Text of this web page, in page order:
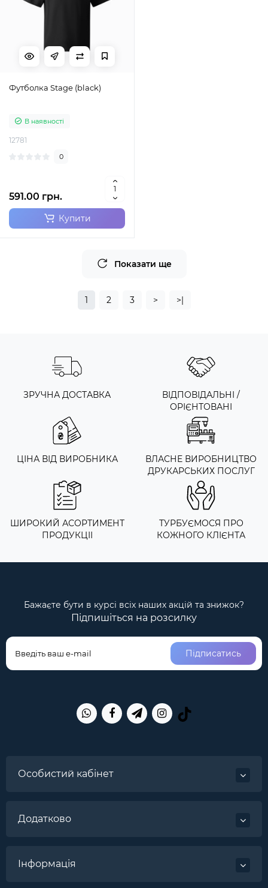
Футболка Stage (black)
В наявності
12781
0
591.00 грн.
Купити
Показати ще
1 2 3 > >|
ЗРУЧНА ДОСТАВКА
ВІДПОВІДАЛЬНІ /
ОРІЄНТОВАНІ
ЦІНА ВІД ВИРОБНИКА
ВЛАСНЕ ВИРОБНИЦТВО
ДРУКАРСЬКИХ ПОСЛУГ
ШИРОКИЙ АСОРТИМЕНТ
ПРОДУКЦІІ
ТУРБУЄМОСЯ ПРО
КОЖНОГО КЛІЄНТА
Бажаєте бути в курсі всіх наших акцій та знижок?
Підпишіться на розсилку
Підписатись
Особистий кабінет
Додатково
Інформація